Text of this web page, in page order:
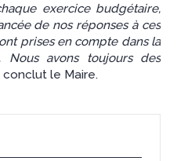
exercice budgétaire,
de nos réponses à ces
prises en compte dans la
avons toujours des
le Maire.